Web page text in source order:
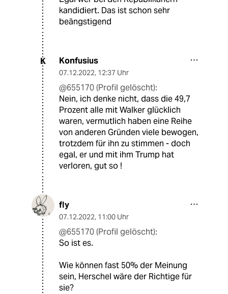
kandidiert. Das ist schon sehr
beängstigend
K Konfusius
07.12.2022, 12:37 Uhr
@655170 (Profil gelöscht):
Nein, ich denke nicht, dass die 49,7
Prozent alle mit Walker glücklich
waren, vermutlich haben eine Reihe
von anderen Gründen viele bewogen,
trotzdem für ihn zu stimmen - doch
egal, er und mit ihm Trump hat
verloren, gut so !
fly
07.12.2022, 11:00 Uhr
@655170 (Profil gelöscht):
So ist es.
Wie können fast 50% der Meinung
sein, Herschel wäre der Richtige für
sie?